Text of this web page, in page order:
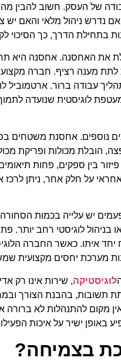
של העסק. חשוב להבין מה
נדרש ניהול מלאי והאם יש
בתחילת הדרך, כך הסיכוי
את האחסנה. אחסנה היא
לתת מענה רציף. חברה
עבודה ברור. ארטמוביל
לוגיסטית שנועדה
נוספים. אחסנת משטחים
הובלת מכולות ופריקת
בין ספקים, פחות
על חלק אחר, ניתן לרכז
יש עלייה בכמות
לוגיסטי רחב יותר.
איתו. כאשר החברה
מערכת יחסים מקצועית
לוגיסטיקה, שירות אינו רק
תשובות, בהבנת הצורך
להתנהלות לא ברורה
באופן ישיר על איכות
בצמיחה?